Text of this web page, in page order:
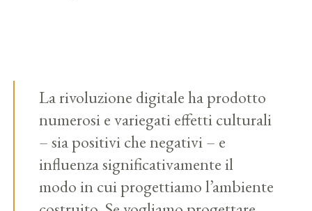
La rivoluzione digitale ha prodotto
numerosi e variegati effetti culturali
– sia positivi che negativi – e
influenza significativamente il
modo in cui progettiamo l’ambiente